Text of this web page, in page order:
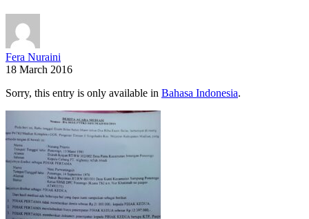
Fera Nuraini
18 March 2016
Sorry, this entry is only available in Bahasa Indonesia.